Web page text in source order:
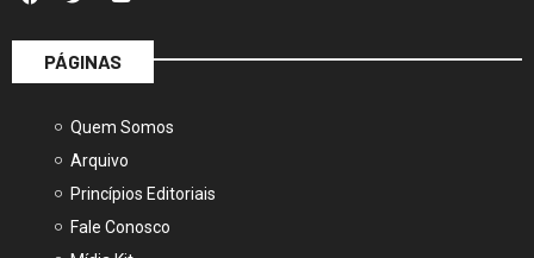
PÁGINAS
Quem Somos
Arquivo
Princípios Editoriais
Fale Conosco